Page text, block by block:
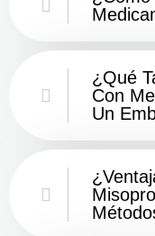
¿Qué
Con
Un